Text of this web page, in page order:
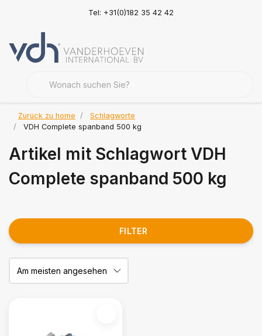
Tel: +31(0)182 35 42 42
Zurück zu home
Schlagworte
VDH Complete spanband 500 kg
Artikel mit Schlagwort VDH
Complete spanband 500 kg
FILTER